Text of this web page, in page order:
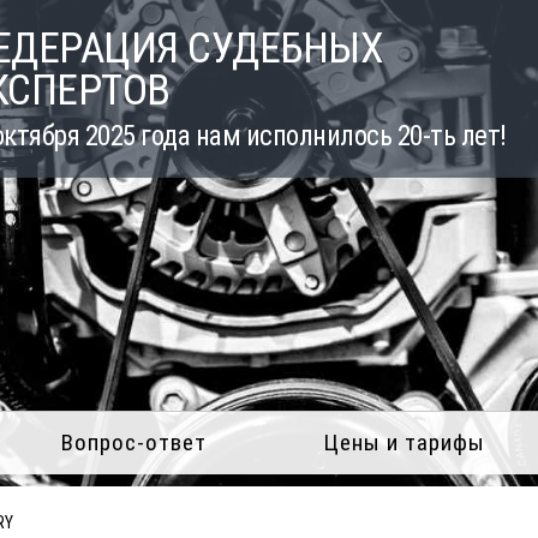
СУДЕБНЫХ
2025 года нам исполнилось 20-ть лет!
Вопрос-ответ Цены и тарифы